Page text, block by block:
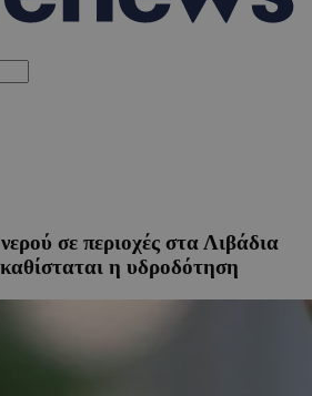
σε περιοχές στα Λιβάδια
η υδροδότηση